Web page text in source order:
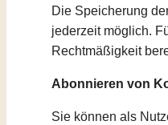
Die Speicherung
jederzeit möglich.
Rechtmäßigkeit
Abonnieren von
Sie können als